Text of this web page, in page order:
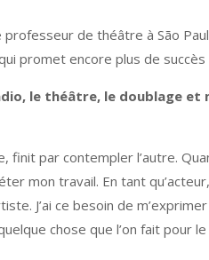
de théâtre à São
promet encore plus de
le théâtre, le doublage et
finit par contempler l’autre.
mon travail. En tant
J’ai ce besoin de
chose que l’on fait pour